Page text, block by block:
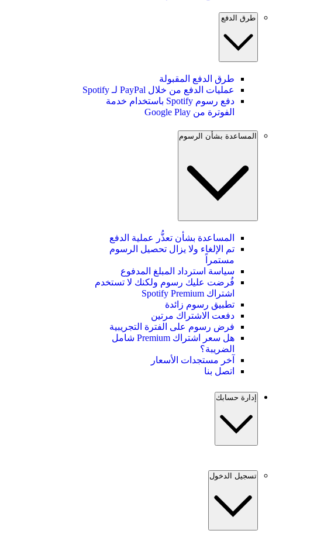
طرق الدفع
طرق الدفع المقبولة
عمليات الدفع من خلال PayPal لـ Spotify
دفع رسوم Spotify باستخدام خدمة
الفوترة من Google Play
المساعدة بشأن الرسوم
المساعدة بشأن تعذُّر عملية الدفع
تم الإلغاء ولا يزال تحصيل الرسوم
مستمراً
سياسة استرداد المبلغ المدفوع
فُرضت عليك رسوم ولكنك لا تستخدم
اشتراك Spotify Premium
تطبيق رسوم زائدة
دفعت الاشتراك مرتين
فرض رسوم على الفترة التجريبية
هل سعر اشتراك Premium شامل
الضريبة؟
آخر مستجدات الأسعار
اتصل بنا
إدارة حسابك
تسجيل الدخول